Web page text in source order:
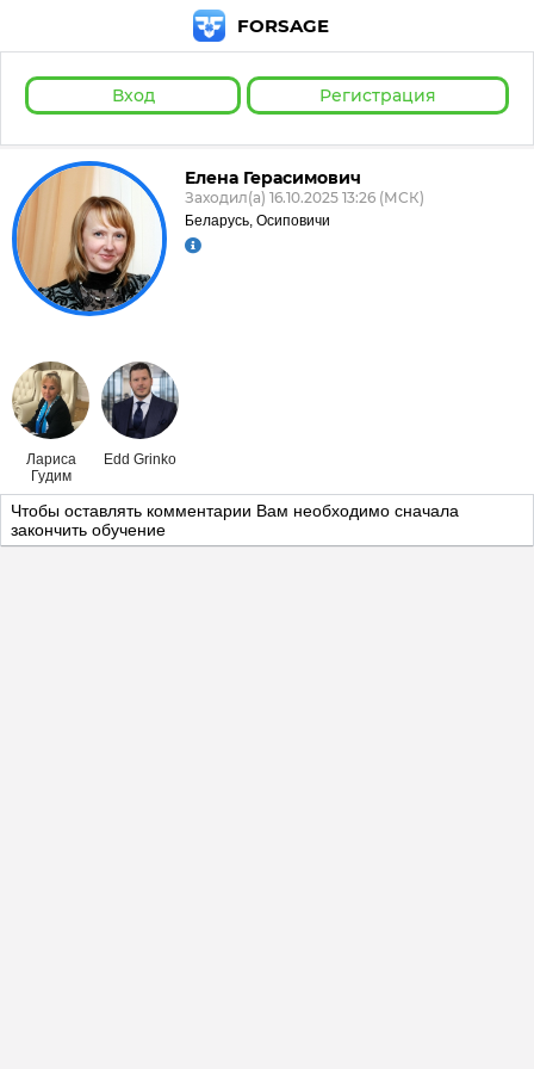
FORSAGE
Вход Регистрация
Елена Герасимович
Заходил(а) 16.10.2025 13:26 (МСК)
Беларусь, Осиповичи
Лариса
Гудим
Edd Grinko
Чтобы оставлять комментарии Вам необходимо сначала
закончить обучение